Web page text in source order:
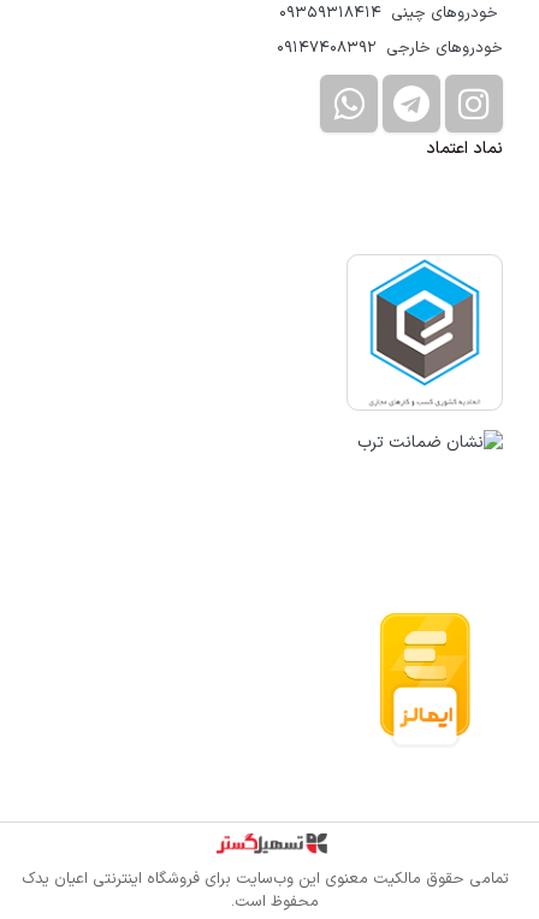
خودروهای چینی 09359318414
خودروهای خارجی 09147408392
نماد اعتماد
تمامی حقوق مالکیت معنوی این وب‌سایت برایفروشگاه اینترنتی اعیان یدک
محفوظ است.